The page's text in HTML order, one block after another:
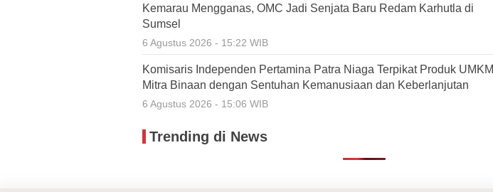
Kemarau Mengganas, OMC Jadi Senjata Baru Redam Karhutla di
Sumsel
6 Agustus 2026 - 15:22 WIB
Komisaris Independen Pertamina Patra Niaga Terpikat Produk UMKM
Mitra Binaan dengan Sentuhan Kemanusiaan dan Keberlanjutan
6 Agustus 2026 - 15:06 WIB
Trending di News